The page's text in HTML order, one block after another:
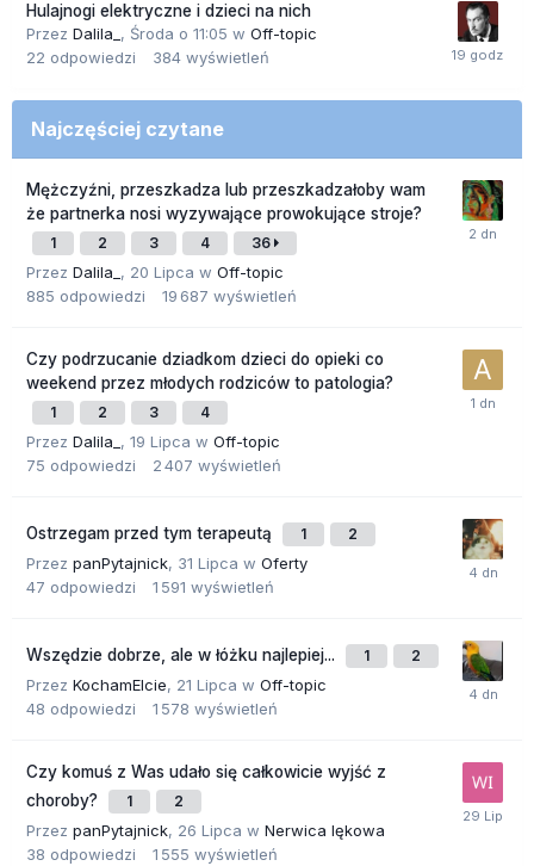
Hulajnogi elektryczne i dzieci na nich
Przez Dalila_ , Środa o 11:05 w Off-topic
22 odpowiedzi 384 wyświetleń
Najczęściej czytane
Mężczyźni, przeszkadza lub przeszkadzałoby wam
że partnerka nosi wyzywające prowokujące stroje?
1 2 3 4 36
Przez Dalila_ , 20 Lipca w Off-topic
885 odpowiedzi 19 687 wyświetleń
Czy podrzucanie dziadkom dzieci do opieki co
weekend przez młodych rodziców to patologia?
1 2 3 4
Przez Dalila_ , 19 Lipca w Off-topic
75 odpowiedzi 2 407 wyświetleń
Ostrzegam przed tym terapeutą 1 2
Przez panPytajnick, 31 Lipca w Oferty
47 odpowiedzi 1 591 wyświetleń
Wszędzie dobrze, ale w łóżku najlepiej... 1 2
Przez KochamElcie, 21 Lipca w Off-topic
48 odpowiedzi 1 578 wyświetleń
Czy komuś z Was udało się całkowicie wyjść z
choroby?
1 2
Przez panPytajnick, 26 Lipca w Nerwica lękowa
38 odpowiedzi 1 555 wyświetleń